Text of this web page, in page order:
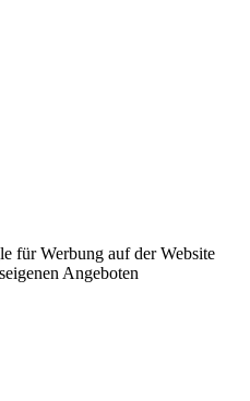
für Werbung auf der Website
Angeboten